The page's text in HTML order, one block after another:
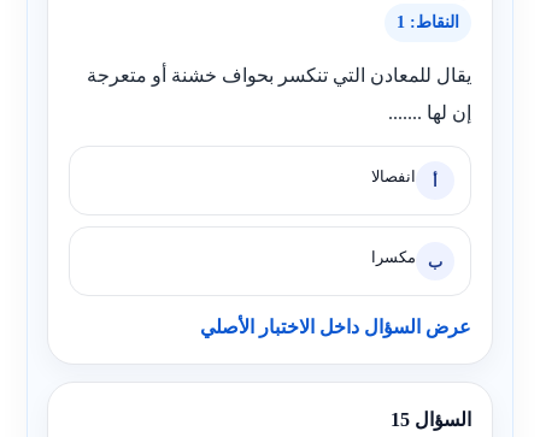
النقاط: 1
يقال للمعادن التي تنكسر بحواف خشنة أو متعرجة
إن لها .......
أ انفصالا
ب مكسرا
عرض السؤال داخل الاختبار الأصلي
السؤال 15